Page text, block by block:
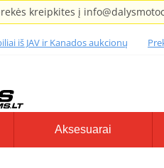
kreipkites į
iš JAV ir Kanados aukcionų
Aksesuarai